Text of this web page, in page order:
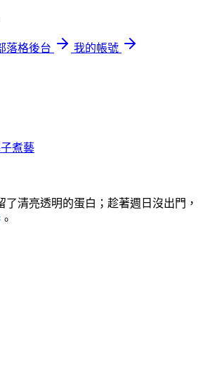
落格後台
我的帳號
煮藝
了清亮透明的蛋白；趁著週日沒出門，
。